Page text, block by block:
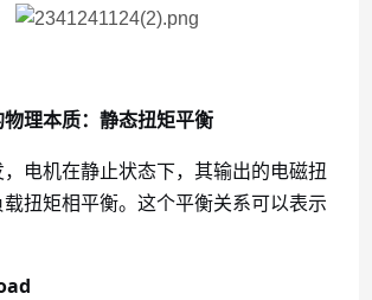
理本质：静态扭矩平衡
电机在静止状态下，其输出的电磁扭
扭矩相平衡。这个平衡关系可以表示